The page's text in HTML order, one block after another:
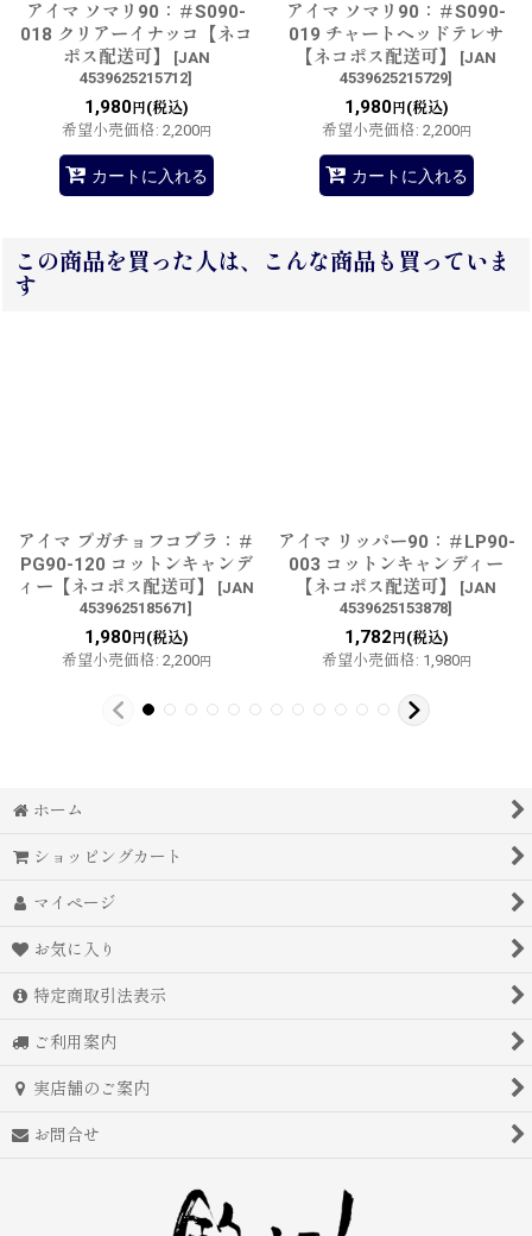
アイマ ソマリ90：＃S090-
018 クリアーイナッコ【ネコ
ポス配送可】
[JAN
4539625215712]
1,980円(税込)
希望小売価格: 2,200円
カートに入れる
アイマ ソマリ90：＃S090-
019 チャートヘッドテレサ
【ネコポス配送可】
[JAN
4539625215729]
1,980円(税込)
希望小売価格: 2,200円
カートに入れる
この商品を買った人は、こんな商品も買っていま
す
アイマ プガチョフコブラ：＃
PG90-120 コットンキャンデ
ィー【ネコポス配送可】
[JAN
4539625185671]
1,980円(税込)
希望小売価格: 2,200円
アイマ リッパー90：＃LP90-
003 コットンキャンディー
【ネコポス配送可】
[JAN
4539625153878]
1,782 円(税込)
希望小売価格: 1,980円
ホーム
ショッピングカート
マイページ
お気に入り
特定商取引法表示
ご利用案内
実店舗のご案内
お問合せ